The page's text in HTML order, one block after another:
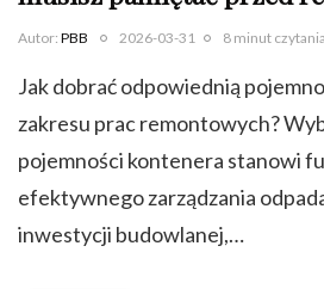
Autor: PBB 2026-03-31 8 minut czytania
Jak dobrać odpowiednią
zakresu prac remontowych?
pojemności kontenera stanowi
efektywnego zarządzania
inwestycji budowlanej,…